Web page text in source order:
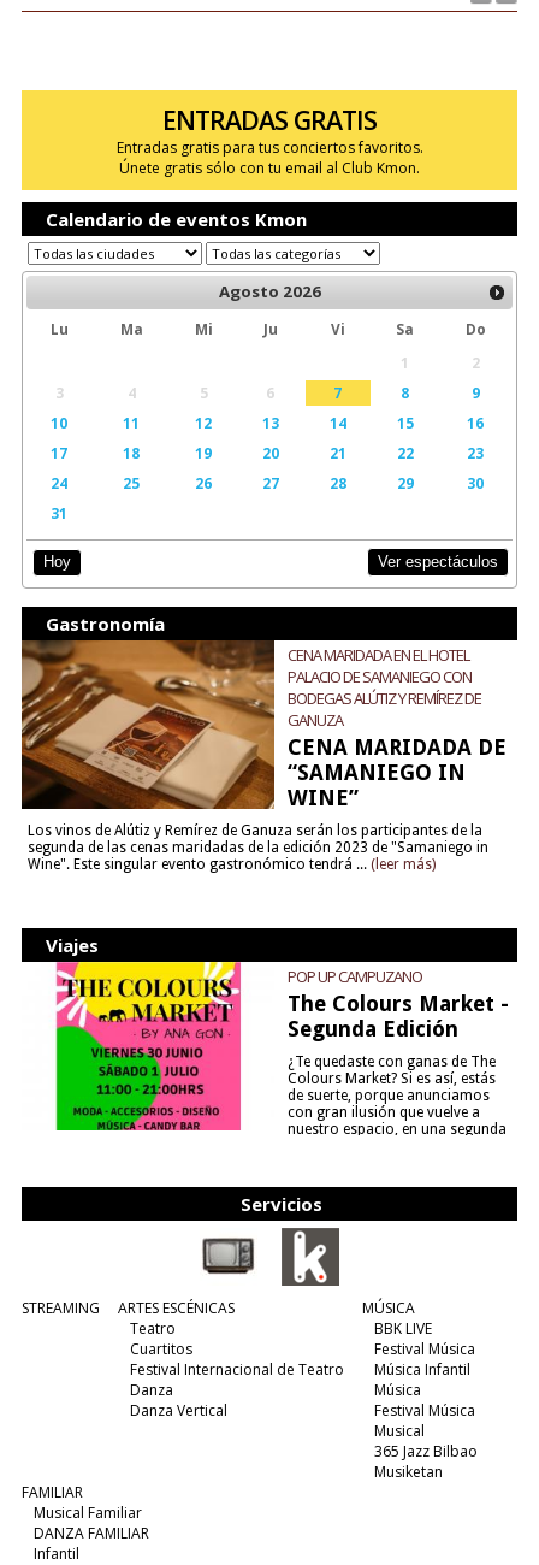
ENTRADAS GRATIS
Entradas gratis para tus conciertos favoritos.
Únete gratis sólo con tu email al Club Kmon.
Calendario de eventos Kmon
Agosto 2026
Lu Ma Mi Ju Vi Sa
Do
1
2
3
4 5 6 7 8
9
10
11 12 13 14 15
16
17
18 19 20 21 22
23
24
25 26 27 28 29
30
31
Hoy Ver espectáculos
Gastronomía
CENA MARIDADA EN EL HOTEL
PALACIO DE SAMANIEGO CON
BODEGAS ALÚTIZ Y REMÍREZ DE
GANUZA
CENA MARIDADA DE
“SAMANIEGO IN
WINE”
Los vinos de Alútiz y Remírez de Ganuza serán los participantes de la
segunda de las cenas maridadas de la edición 2023 de "Samaniego in
Wine". Este singular evento gastronómico tendrá ... (leer más)
Viajes
POP UP CAMPUZANO
The Colours Market -
Segunda Edición
¿Te quedaste con ganas de The
Colours Market? Si es así, estás
de suerte, porque anunciamos
con gran ilusión que vuelve a
nuestro espacio, en una segunda
Servicios
STREAMING
ARTES ESCÉNICAS
Teatro
Cuartitos
Festival Internacional de Teatro
Danza
Danza Vertical
MÚSICA
BBK LIVE
Festival Música
Música Infantil
Música
Festival Música
Musical
365 Jazz Bilbao
Musiketan
FAMILIAR
Musical Familiar
DANZA FAMILIAR
Infantil